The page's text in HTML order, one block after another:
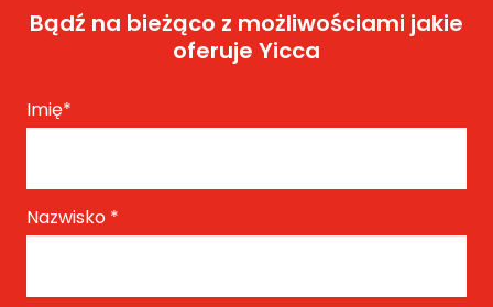
Bądź na bieżąco z możliwościami jakie
oferuje Yicca
Imię*
Nazwisko *